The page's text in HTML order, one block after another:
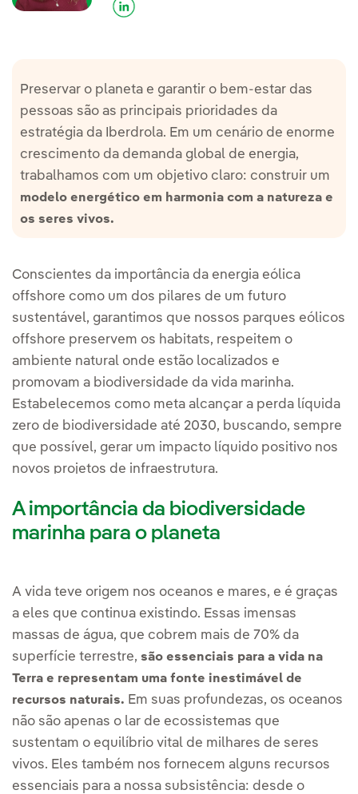
Preservar o planeta e garantir o bem-estar das
pessoas são as principais prioridades da
estratégia da Iberdrola. Em um cenário de enorme
crescimento da demanda global de energia,
trabalhamos com um objetivo claro: construir um
modelo energético em harmonia com a natureza e
os seres vivos.
Conscientes da importância da energia eólica
offshore como um dos pilares de um futuro
sustentável, garantimos que nossos parques eólicos
offshore preservem os habitats, respeitem o
ambiente natural onde estão localizados e
promovam a biodiversidade da vida marinha.
Estabelecemos como meta alcançar a perda líquida
zero de biodiversidade até 2030, buscando, sempre
que possível, gerar um impacto líquido positivo nos
novos projetos de infraestrutura.
A importância da biodiversidade
marinha para o planeta
A vida teve origem nos oceanos e mares, e é graças
a eles que continua existindo. Essas imensas
massas de água, que cobrem mais de 70% da
superfície terrestre, são essenciais para a vida na
Terra e representam uma fonte inestimável de
recursos naturais. Em suas profundezas, os oceanos
não são apenas o lar de ecossistemas que
sustentam o equilíbrio vital de milhares de seres
vivos. Eles também nos fornecem alguns recursos
essenciais para a nossa subsistência: desde o